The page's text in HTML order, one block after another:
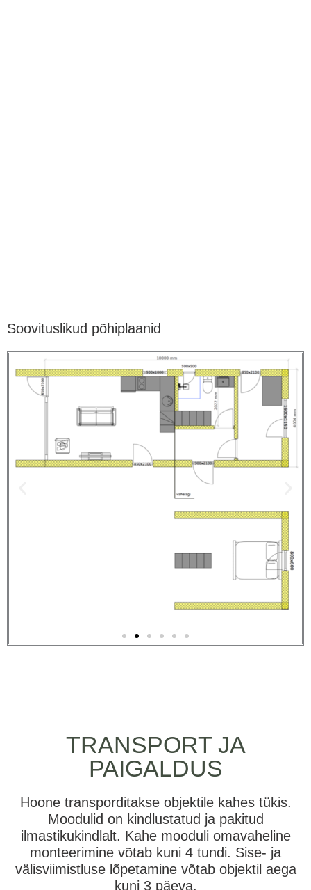
Soovituslikud põhiplaanid
TRANSPORT JA
PAIGALDUS
Hoone transporditakse objektile kahes tükis.
Moodulid on kindlustatud ja pakitud
ilmastikukindlalt. Kahe mooduli omavaheline
monteerimine võtab kuni 4 tundi. Sise- ja
välisviimistluse lõpetamine võtab objektil aega
kuni 3 päeva.